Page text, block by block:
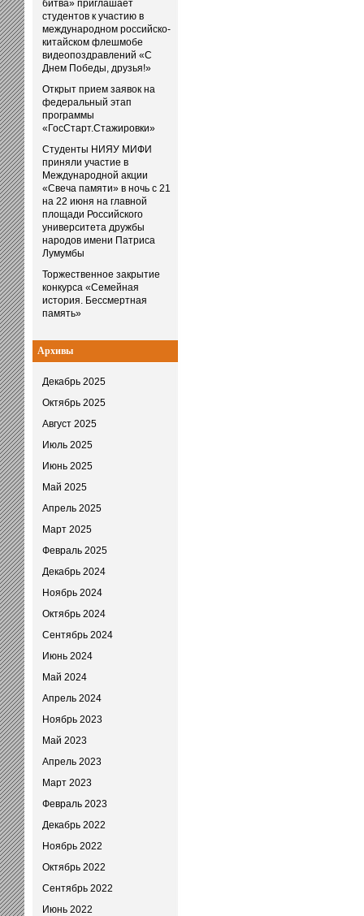
битва» приглашает
студентов к участию в
международном российско-
китайском флешмобе
видеопоздравлений «С
Днем Победы, друзья!»
Открыт прием заявок на
федеральный этап
программы
«ГосСтарт.Стажировки»
Студенты НИЯУ МИФИ
приняли участие в
Международной акции
«Свеча памяти» в ночь с 21
на 22 июня на главной
площади Российского
университета дружбы
народов имени Патриса
Лумумбы
Торжественное закрытие
конкурса «Семейная
история. Бессмертная
память»
Архивы
Декабрь 2025
Октябрь 2025
Август 2025
Июль 2025
Июнь 2025
Май 2025
Апрель 2025
Март 2025
Февраль 2025
Декабрь 2024
Ноябрь 2024
Октябрь 2024
Сентябрь 2024
Июнь 2024
Май 2024
Апрель 2024
Ноябрь 2023
Май 2023
Апрель 2023
Март 2023
Февраль 2023
Декабрь 2022
Ноябрь 2022
Октябрь 2022
Сентябрь 2022
Июнь 2022